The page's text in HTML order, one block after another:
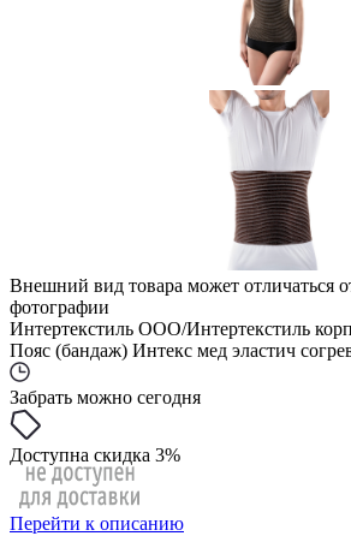
Внешний вид товара может отличаться
фотографии
Интертекстиль ООО/Интертекстиль
Пояс (бандаж) Интекс мед эластич
Забрать можно сегодня
Доступна скидка 3%
Перейти к описанию